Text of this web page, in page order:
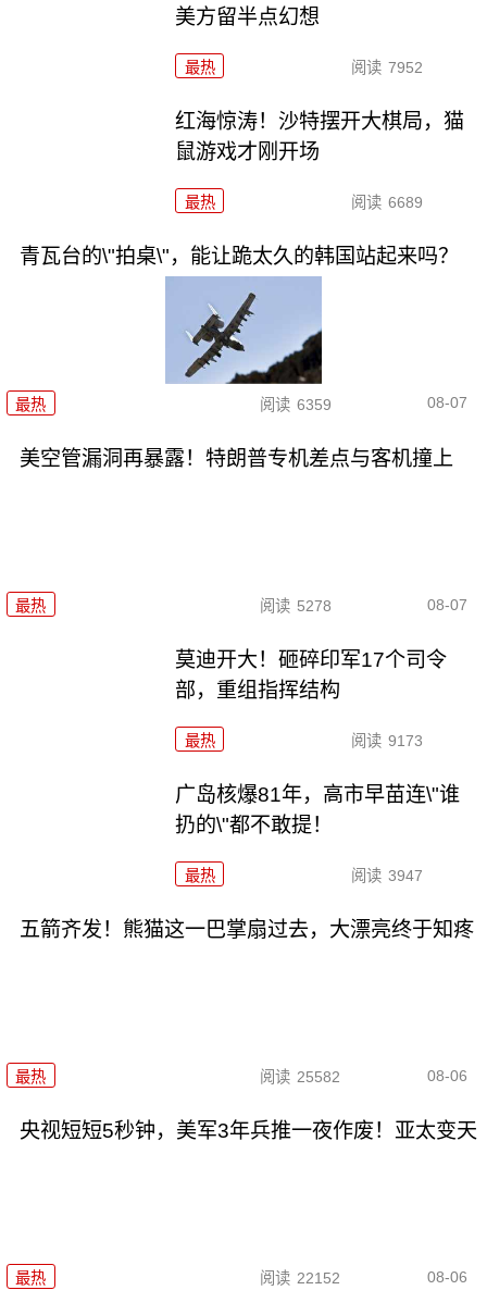
美方留半点幻想
最热 阅读 7952
红海惊涛！沙特摆开大棋局，猫
鼠游戏才刚开场
最热 阅读 6689
青瓦台的\"拍桌\"，能让跪太久的韩国站起来吗？
最热 阅读 6359 08-07
美空管漏洞再暴露！特朗普专机差点与客机撞上
最热 阅读 5278 08-07
莫迪开大！砸碎印军17个司令
部，重组指挥结构
最热 阅读 9173
广岛核爆81年，高市早苗连\"谁
扔的\"都不敢提！
最热 阅读 3947
五箭齐发！熊猫这一巴掌扇过去，大漂亮终于知疼
最热 阅读 25582 08-06
央视短短5秒钟，美军3年兵推一夜作废！亚太变天
最热 阅读 22152 08-06